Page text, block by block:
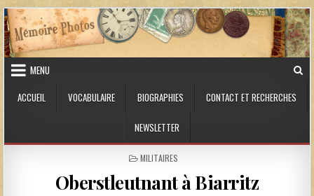
Skip to content
MENU
ACCUEIL
VOCABULAIRE BIOGRAPHIES CONTACT ET RECHERCHES
NEWSLETTER
POSTED IN
MILITAIRES
Oberstleutnant à Biarritz